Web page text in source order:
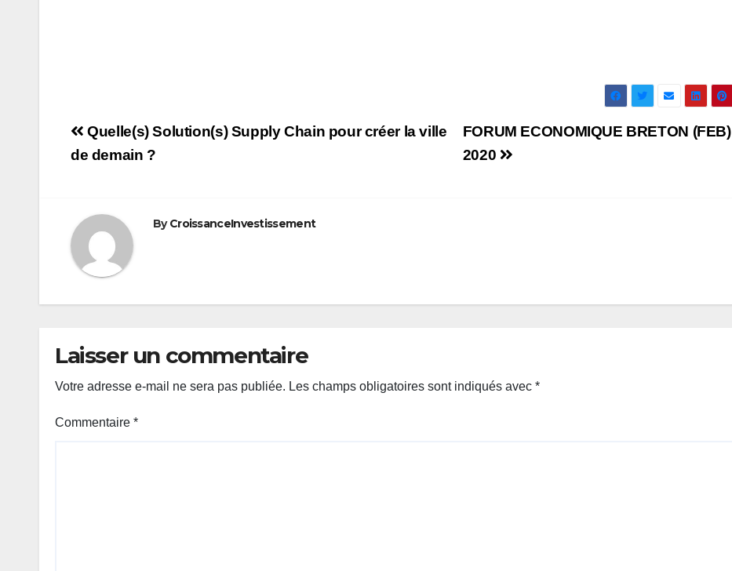
Navigation
de
FORUM ECONOMIQUE BRETON (FEB)
2020
Quelle(s) Solution(s) Supply Chain pour créer la ville
de demain ?
ByCroissanceInvestissement
Laisser un commentaire
Votre adresse e-mail ne sera pas publiée. Les champs obligatoires sont indiqués avec *
Commentaire *